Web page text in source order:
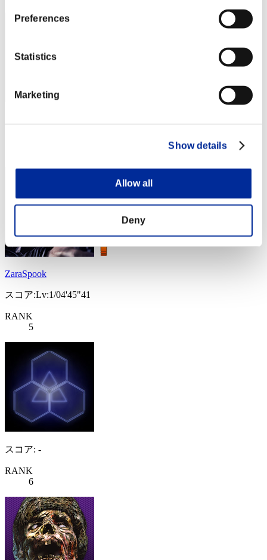
Preferences
Statistics
Marketing
Show details
Allow all
Deny
ZaraSpook
スコア:Lv:1/04'45"41
RANK
5
スコア: -
RANK
6